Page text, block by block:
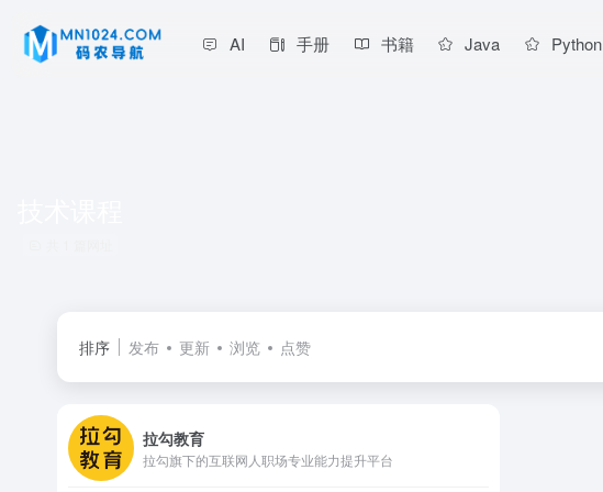
AI 手册 书籍 Java Python
排序 发布 更新 浏览 点赞
拉勾教育
拉勾旗下的互联网人职场专业能力提升平台